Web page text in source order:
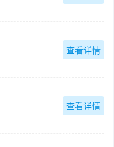
查看详情
查看详情